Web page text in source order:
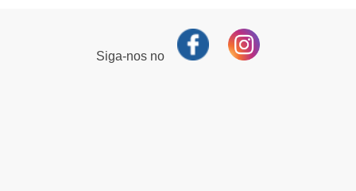
Siga-nos no